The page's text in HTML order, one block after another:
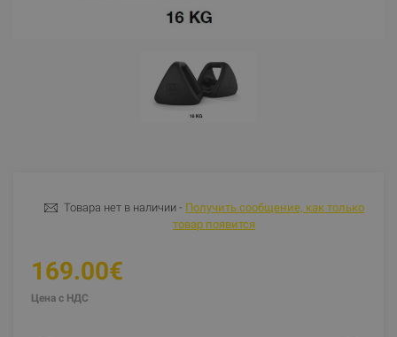
Товара нет в наличии - Получить сообщение, как только
товар появится
169.00€
Цена с НДС